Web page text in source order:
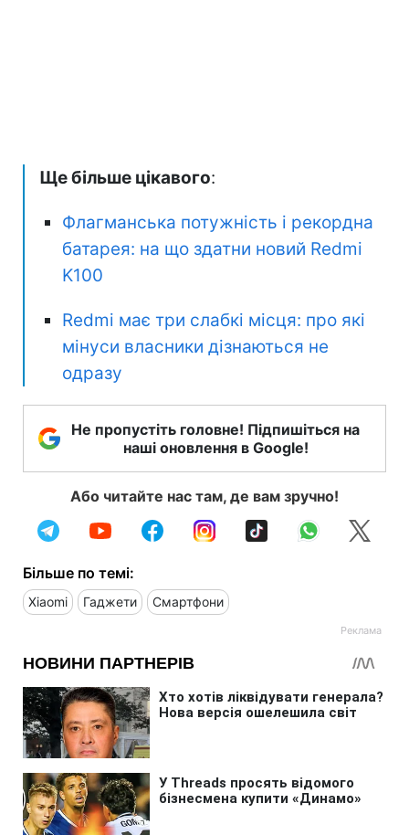
Ще більше цікавого:
Флагманська потужність і рекордна
батарея: на що здатни новий Redmi
K100
Redmi має три слабкі місця: про які
мінуси власники дізнаються не
одразу
Не пропустіть головне! Підпишіться на
наші оновлення в Google!
Або читайте нас там, де вам зручно!
Більше по темі:
Xiaomi Гаджети Смартфони